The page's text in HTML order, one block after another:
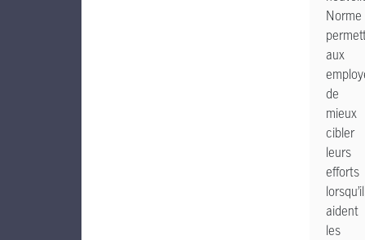
Norme
aux
de
mieux
cibler
leurs
efforts
aident
les